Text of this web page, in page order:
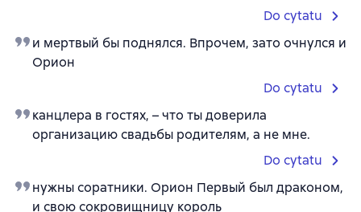
Do cytatu
и мертвый бы поднялся. Впрочем, зато очнулся и
Орион
Do cytatu
канцлера в гостях, – что ты доверила
организацию свадьбы родителям, а не мне.
Do cytatu
нужны соратники. Орион Первый был драконом,
и свою сокровищницу король